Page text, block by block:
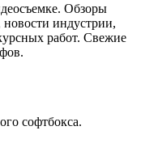
Обзоры
новости индустрии,
работ. Свежие
софтбокса.